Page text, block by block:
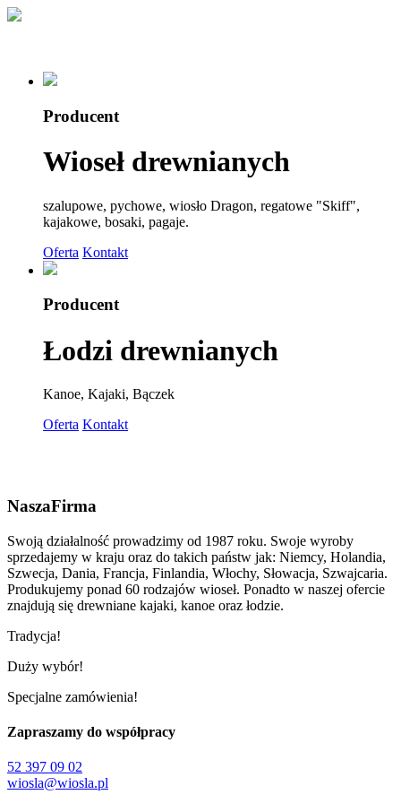
Producent
Wioseł drewnianych
szalupowe, pychowe, wiosło Dragon, regatowe "Skiff",
kajakowe, bosaki, pagaje.
Oferta Kontakt
Producent
Łodzi drewnianych
Kanoe, Kajaki, Bączek
Oferta Kontakt
NaszaFirma
Swoją działalność prowadzimy od 1987 roku. Swoje wyroby
sprzedajemy w kraju oraz do takich państw jak: Niemcy, Holandia,
Szwecja, Dania, Francja, Finlandia, Włochy, Słowacja, Szwajcaria.
Produkujemy ponad 60 rodzajów wioseł. Ponadto w naszej ofercie
znajdują się drewniane kajaki, kanoe oraz łodzie.
Tradycja!
Duży wybór!
Specjalne zamówienia!
Zapraszamy do współpracy
52 397 09 02
wiosla@wiosla.pl